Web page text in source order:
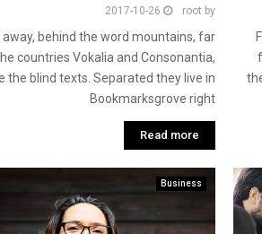
by
root
2017-10-26
away, behind the word mountains, far
countries Vokalia and Consonantia,
the blind texts. Separated they live in
Bookmarksgrove right
Read more
Business